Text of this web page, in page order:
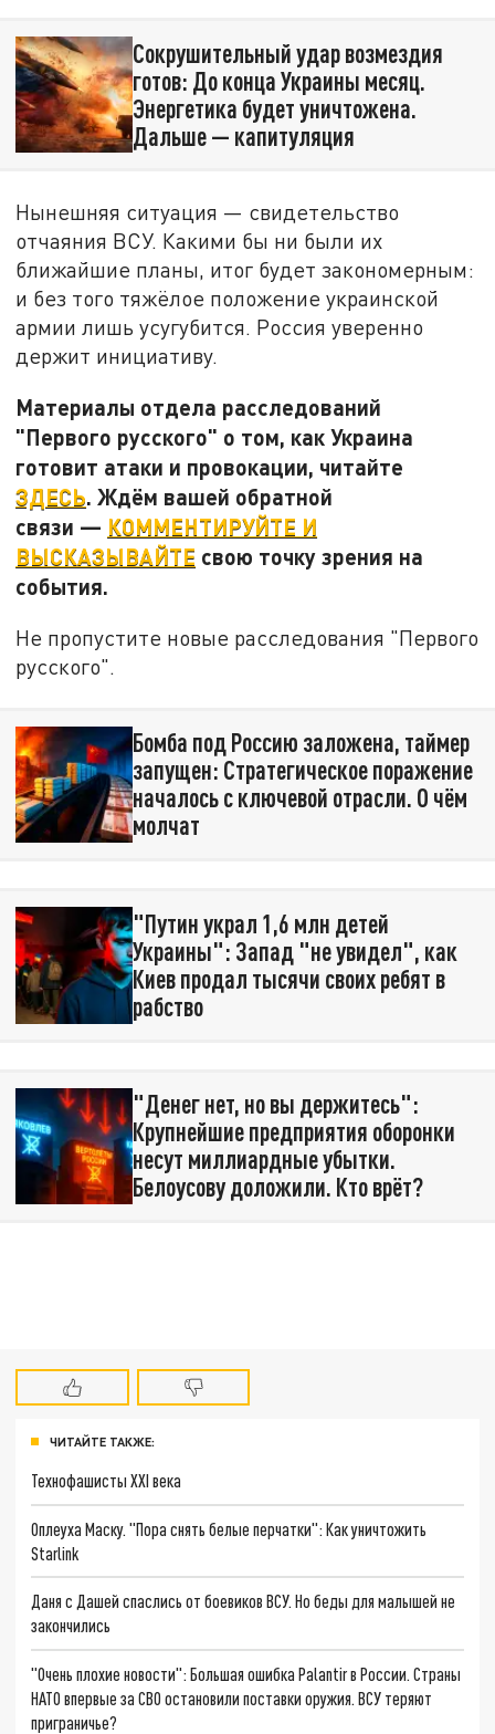
Сокрушительный удар возмездия
готов: До конца Украины месяц.
Энергетика будет уничтожена.
Дальше — капитуляция
Нынешняя ситуация — свидетельство
отчаяния ВСУ. Какими бы ни были их
ближайшие планы, итог будет закономерным:
и без того тяжёлое положение украинской
армии лишь усугубится. Россия уверенно
держит инициативу.
Материалы отдела расследований
"Первого русского" о том, как Украина
готовит атаки и провокации, читайте
ЗДЕСЬ. Ждём вашей обратной
связи — КОММЕНТИРУЙТЕ И
ВЫСКАЗЫВАЙТЕ свою точку зрения на
события.
Не пропустите новые расследования "Первого
русского".
Бомба под Россию заложена, таймер
запущен: Стратегическое поражение
началось с ключевой отрасли. О чём
молчат
"Путин украл 1,6 млн детей
Украины": Запад "не увидел", как
Киев продал тысячи своих ребят в
рабство
"Денег нет, но вы держитесь":
Крупнейшие предприятия оборонки
несут миллиардные убытки.
Белоусову доложили. Кто врёт?
ЧИТАЙТЕ ТАКЖЕ:
Технофашисты XXI века
Оплеуха Маску. "Пора снять белые перчатки": Как уничтожить
Starlink
Даня с Дашей спаслись от боевиков ВСУ. Но беды для малышей не
закончились
"Очень плохие новости": Большая ошибка Palantir в России. Страны
НАТО впервые за СВО остановили поставки оружия. ВСУ теряют
приграничье?